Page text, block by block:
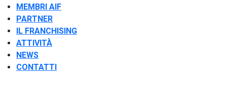
MEMBRI AIF
PARTNER
IL FRANCHISING
ATTIVITÀ
NEWS
CONTATTI